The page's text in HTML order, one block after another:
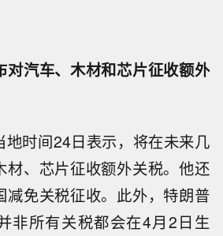
对汽车、木材和芯片征收额外
地时间24日表示，将在未来几
材、芯片征收额外关税。他还
减免关税征收。此外，特朗普
非所有关税都会在4月2日生